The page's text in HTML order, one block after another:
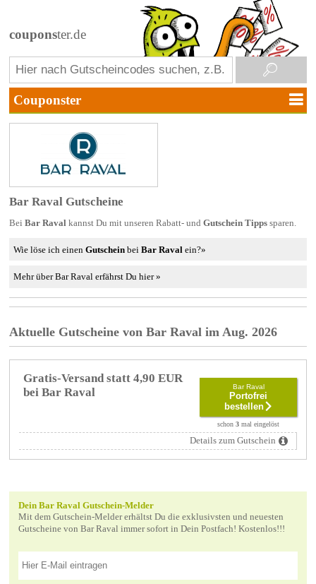
couponster.de
Bar Raval Gutscheine
Bei Bar Ravalkannst Du mit unseren Rabatt- und Gutschein Tippssparen.
Wie löse ich einenGutschein beiBar Raval ein?»
Mehr über Bar Raval erfährst Du hier »
Aktuelle Gutscheine von Bar Raval im Aug. 2026
Gratis-Versand statt 4,90 EUR
bei Bar Raval
Bar Raval
Portofrei
bestellen
schon3 mal eingelöst
Details zum Gutschein
Dein Bar Raval Gutschein-Melder
Mit dem Gutschein-Melder erhältst Du die exklusivsten und neuesten
Gutscheine von Bar Raval immer sofort in Dein Postfach! Kostenlos!!!